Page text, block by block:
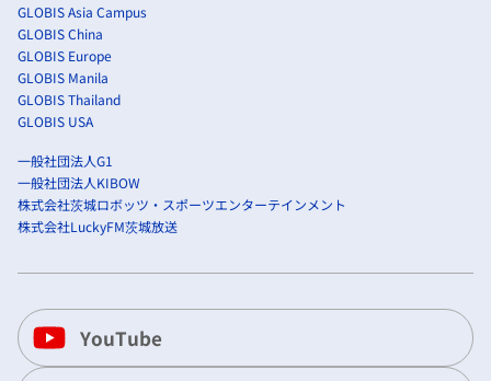
GLOBIS Asia Campus
GLOBIS China
GLOBIS Europe
GLOBIS Manila
GLOBIS Thailand
GLOBIS USA
一般社団法人G1
一般社団法人KIBOW
株式会社茨城ロボッツ・スポーツエンターテインメント
株式会社LuckyFM茨城放送
YouTube